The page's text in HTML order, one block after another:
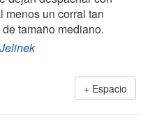
menos un corral tan
tamaño mediano.
Espacio